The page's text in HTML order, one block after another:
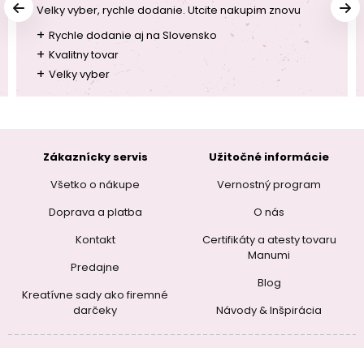
Velky vyber, rychle dodanie. Utcite nakupim znovu
+ Rychle dodanie aj na Slovensko
+ Kvalitny tovar
+ Velky vyber
Zákaznícky servis
Všetko o nákupe
Doprava a platba
Kontakt
Predajne
Kreatívne sady ako firemné
darčeky
Užitočné informácie
Vernostný program
O nás
Certifikáty a atesty tovaru
Manumi
Blog
Návody & Inšpirácia